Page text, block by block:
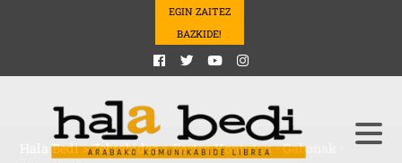
EGIN ZAITEZ
BAZKIDE!
Hala Bedi>Zebrabidea>Bertso Kontutan · Gabonak ·